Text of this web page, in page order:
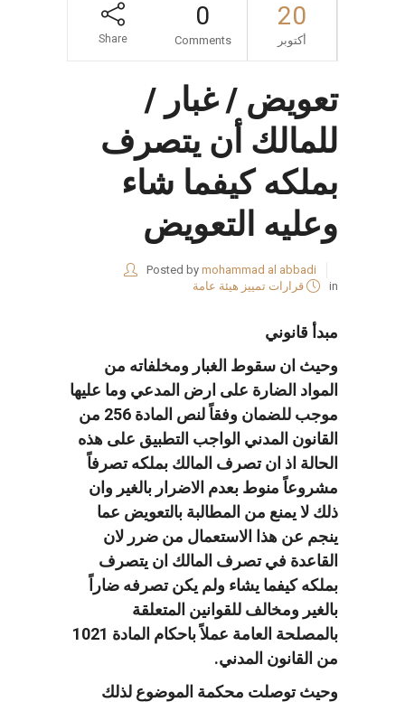
20
أكتوبر
0
Comments
Share
تعويض / غبار /
للمالك أن يتصرف
بملكه كيفما شاء
وعليه التعويض
Posted by mohammad al abbadi
in
قرارات تمييز هيئة عامة
مبدأ قانوني
وحيث ان سقوط الغبار ومخلفاته من
المواد الضارة على ارض المدعي وما عليها
موجب للضمان وفقاً لنص المادة 256 من
القانون المدني الواجب التطبيق على هذه
الحالة اذ ان تصرف المالك بملكه تصرفاً
مشروعاً منوط بعدم الاضرار بالغير وان
ذلك لا يمنع من المطالبة بالتعويض عما
ينجم عن هذا الاستعمال من ضرر لان
القاعدة في تصرف المالك ان يتصرف
بملكه كيفما يشاء ولم يكن تصرفه ضاراً
بالغير ومخالف للقوانين المتعلقة
بالمصلحة العامة عملاً باحكام المادة 1021
من القانون المدني.
وحيث توصلت محكمة الموضوع لذلك